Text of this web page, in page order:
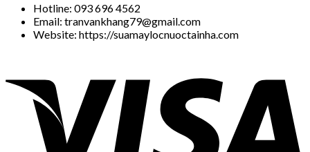
Hotline: 093 696 4562
Email: tranvankhang79@gmail.com
Website: https://suamaylocnuoctainha.com